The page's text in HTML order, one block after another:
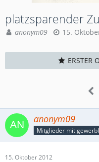
platzsparender
anonym09 15.
ERSTER
anonym09
15. Oktober 2012